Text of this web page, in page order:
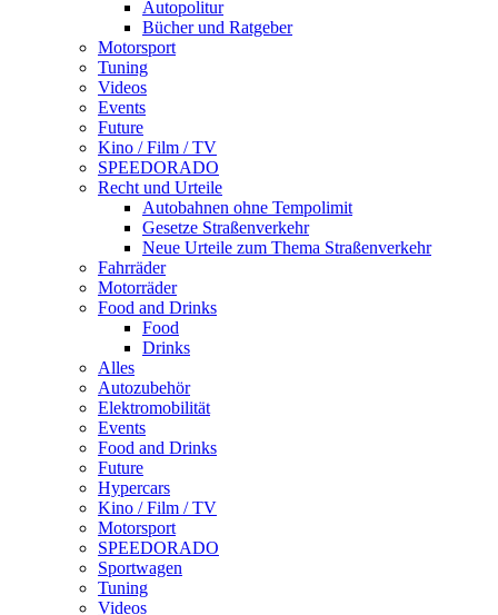
Autopolitur
Bücher und Ratgeber
Motorsport
Tuning
Videos
Events
Future
Kino / Film / TV
SPEEDORADO
Recht und Urteile
Autobahnen ohne Tempolimit
Gesetze Straßenverkehr
Neue Urteile zum Thema Straßenverkehr
Fahrräder
Motorräder
Food and Drinks
Food
Drinks
Alles
Autozubehör
Elektromobilität
Events
Food and Drinks
Future
Hypercars
Kino / Film / TV
Motorsport
SPEEDORADO
Sportwagen
Tuning
Videos